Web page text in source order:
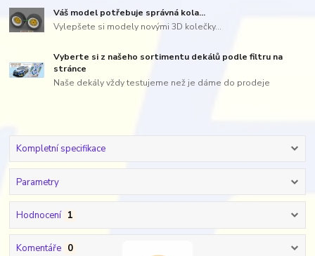
Váš model potřebuje správná kola...
Vylepšete si modely novými 3D kolečky...
Vyberte si z našeho sortimentu dekálů podle filtru na
stránce
Naše dekály vždy testujeme než je dáme do prodeje
Kompletní specifikace
Parametry
Hodnocení 1
Komentáře 0